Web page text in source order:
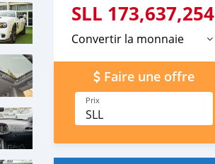
SLL 173,637,254
Convertir la monnaie
Faire une offre
Prix
SLL